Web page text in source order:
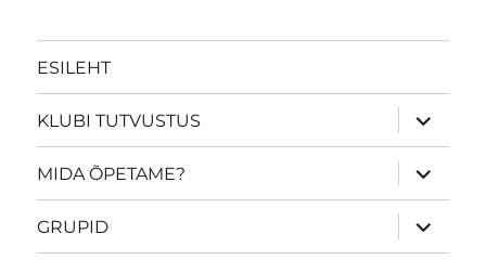
ESILEHT
KLUBI TUTVUSTUS
laienda
MIDA ÕPETAME?
laienda
GRUPID
laienda